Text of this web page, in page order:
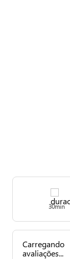
30min
Carregando
avaliações...